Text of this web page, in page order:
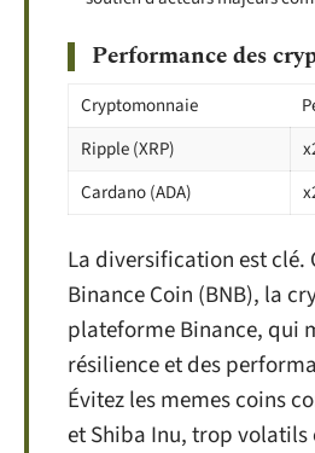
Performance des
Cryptomonnaie
Ripple (XRP)
Cardano (ADA)
La diversification est clé.
Binance Coin (BNB), la
plateforme Binance, qui
résilience et des
Évitez les memes coins
et Shiba Inu, trop volatils